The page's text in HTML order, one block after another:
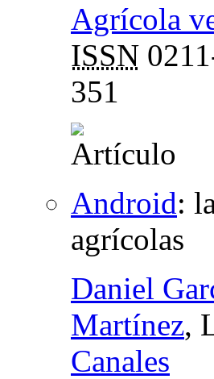
Agrícola
ISSN
351
Android:
agrícolas
Daniel
Martínez,
Canales